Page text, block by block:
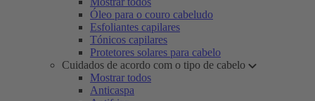
Óleo para o couro cabeludo
Esfoliantes capilares
Tónicos capilares
Protetores solares para cabelo
Cuidados de acordo com o tipo de cabelo
Mostrar todos
Anticaspa